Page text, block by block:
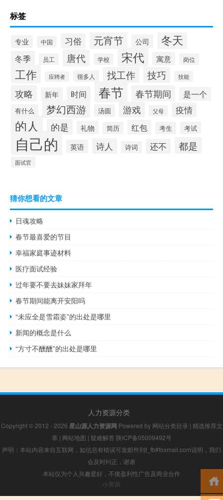
标签
专业 中国 习俗 元宵节 公司 冬天
冬季 员工 唐代 学校 宋代 寓意 岗位
工作 应聘者 很多人 找工作 技巧 技能
攻略 新年 时间 春节 春节期间 是一个
有什么 梦幻西游 汤圆 游戏 父母 疫情
的人 的是 礼物 简历 红包 考生 考试
自己的 英语 诗人 诗词 还不 都是
面试官
猜你想看的文章
日魂攻略
春节最喜爱的节目
幸福家庭事迹材料
医疗面试经验
过年要不要去妹妹家拜年
春节期间能离开安阳吗
“未应全是雪霜姿”的出处是哪里
新闻的概念是什么
“方寸不醺醺”的出处是哪里
人力资源分类
Copyright © 2012 - 2026 星山源人力资源网 Powered by 网站分类目录 | 精选推荐文
章 | 网站地图 | 疑难解答 陕ICP备05009492号
声明：本站内容来自互联网，如信息有错误可发邮件到f_fb#foxmail.com说明，我们
会及时纠正，谢谢
本站仅为个人兴趣爱好，不接盈利性广告及商业合作
小男孩